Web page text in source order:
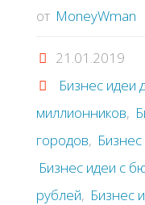
от MoneyWman
21.01.2019
Бизнес идеи
миллионников,
городов,
Бизнес идеи с
рублей, Бизнес